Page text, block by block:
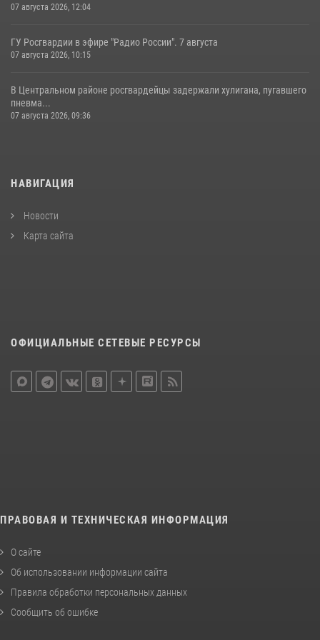
07 августа 2026, 12:04
ГУ Росгвардии в эфире "Радио России". 7 августа
07 августа 2026, 10:15
В Центральном районе росгвардейцы задержали хулигана, пугавшего
пневма...
07 августа 2026, 09:36
НАВИГАЦИЯ
Новости
Карта сайта
ОФИЦИАЛЬНЫЕ СЕТЕВЫЕ РЕСУРСЫ
ПРАВОВАЯ И ТЕХНИЧЕСКАЯ ИНФОРМАЦИЯ
О сайте
Об использовании информации сайта
Правила обработки персональных данных
Сообщить об ошибке